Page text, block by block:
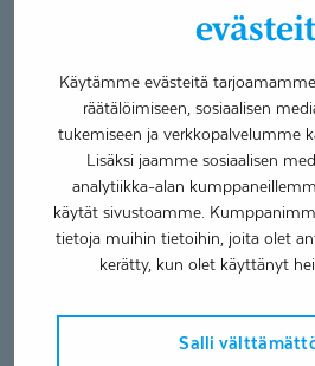
Käytämme evästeitä
räätälöimiseen, sosiaalisen
tukemiseen ja verkkopalvelumme
Lisäksi jaamme sosiaalisen
analytiikka-alan
käytät sivustoamme.
tietoja muihin tietoihin, joita olet
kerätty, kun olet käyttänyt
Salli
Alaraajafysioterapia
Kinesioteippaus
Tuki- ja liikuntaelinsairauksien
Iida Elomaa työskentelee
Posion alueella.
Olen toiminut liikunnanohjaajana
kohdannut tuki- ja